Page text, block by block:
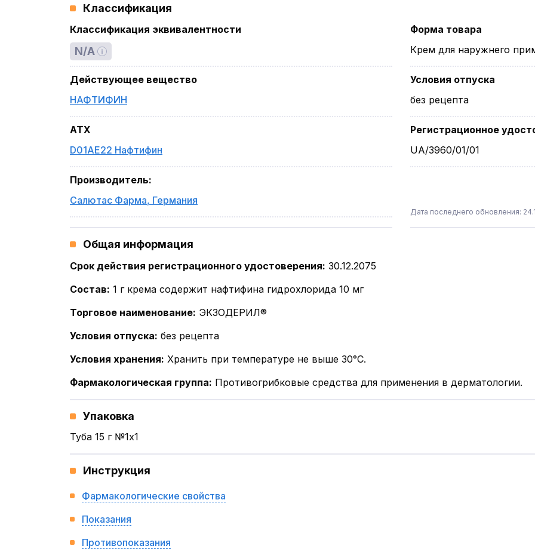
Классификация
Классификация эквивалентности
N/A
Действующее вещество
НАФТИФИН
ATX
D01AE22 Нафтифин
Производитель:
Салютас Фарма, Германия
Форма товара
Крем для наружнего
Условия отпуска
без рецепта
Регистрационное
UA/3960/01/01
Дата последнего обновления:
Общая информация
Срок действия регистрационного удостоверения: 30.12.2075
Состав: 1 г крема содержит нафтифина гидрохлорида 10 мг
Торговое наименование: ЭКЗОДЕРИЛ®
Условия отпуска: без рецепта
Условия хранения: Хранить при температуре не выше 30°С.
Фармакологическая группа: Противогрибковые средства для применения в дерматологии.
Упаковка
Туба 15 г №1x1
Инструкция
Фармакологические свойства
Показания
Противопоказания